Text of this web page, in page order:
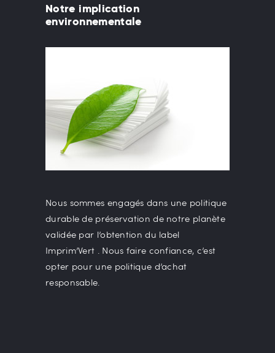
Notre implication
environnementale
Nous sommes engagés dans une politique
durable de préservation de notre planète
validée par l’obtention du label
Imprim’Vert . Nous faire confiance, c’est
opter pour une politique d’achat
responsable.